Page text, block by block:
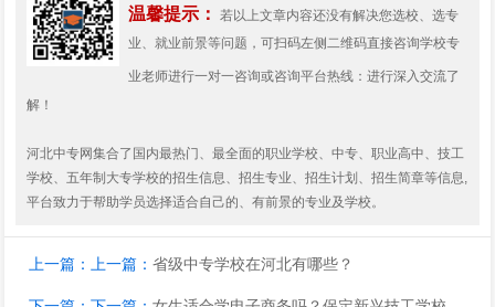
温馨提示：
若以上文章内容还没有解决您选校、选专
业、就业前景等问题，可扫码左侧二维码直接咨询学校专
业老师进行一对一咨询或咨询平台热线：进行深入交流了
解！
河北中专网集合了国内最热门、最全面的职业学校、中专、职业高中、技工
学校、五年制大专学校的招生信息、招生专业、招生计划、招生简章等信息,
平台致力于帮助学员选择适合自己的、有前景的专业及学校。
上一篇：上一篇：省级中专学校在河北有哪些？